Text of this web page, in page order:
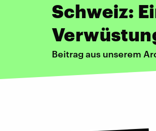
Schweiz:
Beitrag aus unserem